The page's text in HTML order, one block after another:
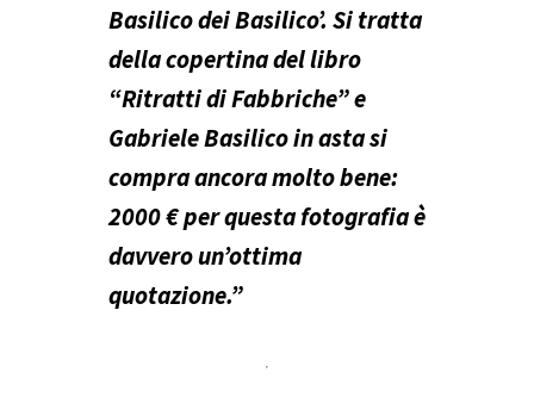
Basilico dei Basilico’. Si tratta
della copertina del libro
“Ritratti di Fabbriche” e
Gabriele Basilico in asta si
compra ancora molto bene:
2000 € per questa fotografia è
davvero un’ottima
quotazione.”